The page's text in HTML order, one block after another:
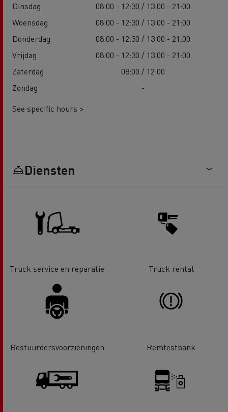
Dinsdag
08:00 - 12:30 / 13:00 - 21:00
Woensdag
08:00 - 12:30 / 13:00 - 21:00
Donderdag
08:00 - 12:30 / 13:00 - 21:00
Vrijdag
08:00 - 12:30 / 13:00 - 21:00
Zaterdag
08:00 / 12:00
Zondag
-
See specific hours >
Diensten
Truck service en reparatie Truck rental
Bestuurdersvoorzieningen Remtestbank